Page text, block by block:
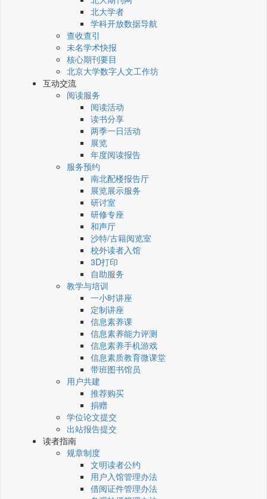
北大学者
学科开放数据导航
查收查引
未名学术快报
核心期刊要目
北京大学数字人文工作坊
互动交流
阅读服务
阅读活动
读书分享
两季一日活动
展览
年度阅读报告
服务预约
南北配楼报告厅
展览展示服务
研讨室
研修专座
和声厅
沙特/古籍阅览室
校外读者入馆
3D打印
自助服务
教学与培训
一小时讲座
定制讲座
信息素养课
信息素养能力评测
信息素养手机游戏
信息素质教育微课堂
带班图书馆员
用户共建
推荐购买
捐赠
学位论文提交
出站报告提交
读者指南
规章制度
文明读者公约
用户入馆管理办法
借阅证件管理办法